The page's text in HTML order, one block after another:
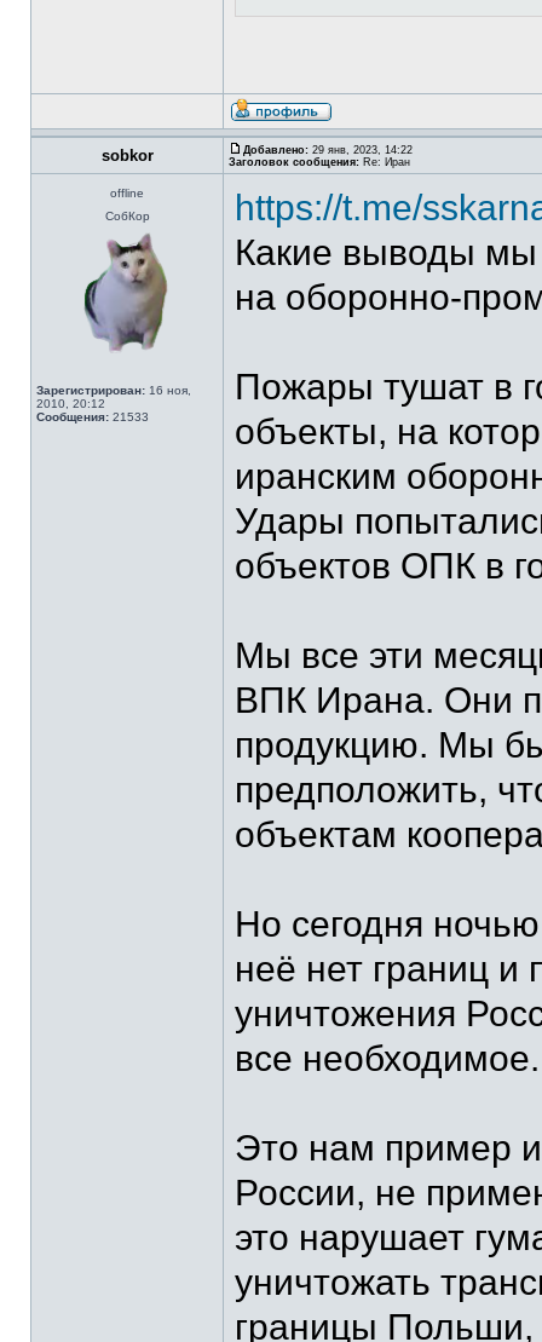
sobkor Добавлено: 29 янв, 2023, 14:22
Заголовок сообщения: Re: Иран
offline
СобКор
Зарегистрирован: 16 ноя,
2010, 20:12
Сообщения: 21533
https://t.me/
Какие выводы мы
на оборонно-
Пожары тушат в
объекты, на
иранским
Удары
объектов ОПК в
Мы все эти
ВПК Ирана. Они
продукцию. Мы
предположить,
объектам
Но сегодня
неё нет границ и
уничтожения
все необходимое.
Это нам пример и
России, не
это нарушает
уничтожать
границы